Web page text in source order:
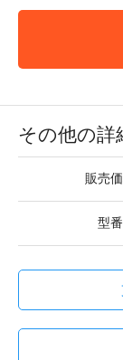
その他の詳
販売
型番